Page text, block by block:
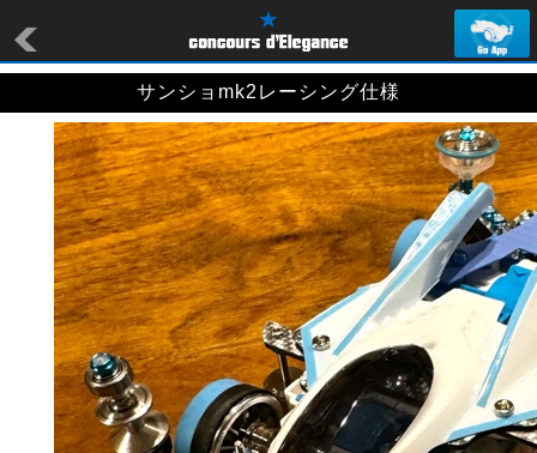
サンショmk2レーシング仕様